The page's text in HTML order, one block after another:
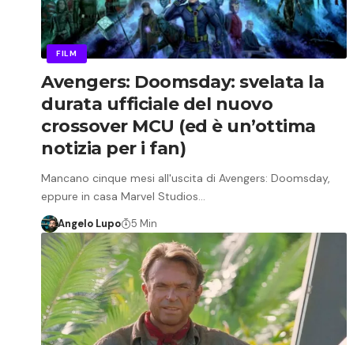
FILM
Avengers: Doomsday: svelata la
durata ufficiale del nuovo
crossover MCU (ed è un’ottima
notizia per i fan)
Mancano cinque mesi all'uscita di Avengers: Doomsday,
eppure in casa Marvel Studios…
Angelo Lupo 5 Min